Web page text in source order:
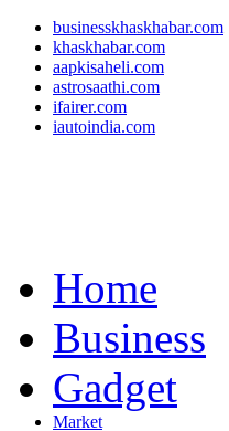
businesskhaskhabar.com
khaskhabar.com
aapkisaheli.com
astrosaathi.com
ifairer.com
iautoindia.com
Home
Business
Gadget
Market